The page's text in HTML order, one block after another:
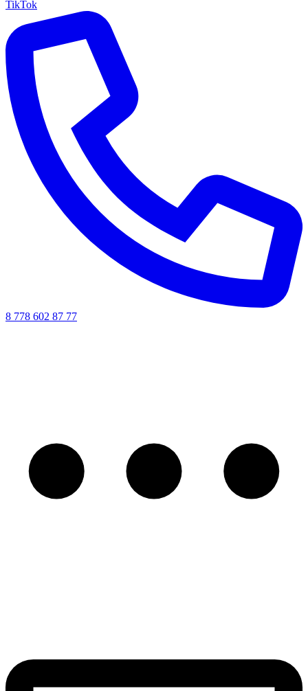
TikTok
8 ‪778 602 87 77